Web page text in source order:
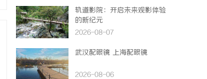
轨道影院：开启未来观影体验
的新纪元
2026-08-07
武汉配眼镜 上海配眼镜
2026-08-06